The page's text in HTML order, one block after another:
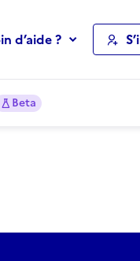
d’aide ?
Beta